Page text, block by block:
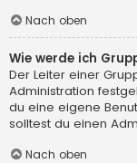
Nach oben
Wie werde ich
Der Leiter einer
Administration
du eine eigene
solltest du einen
Nach oben